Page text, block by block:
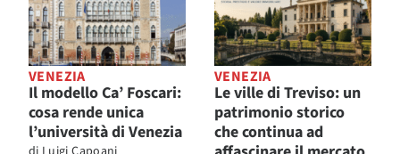
VENEZIA
Il modello Ca’ Foscari:
cosa rende unica
l’università di Venezia
VENEZIA
Le ville di Treviso: un
patrimonio storico
che continua ad